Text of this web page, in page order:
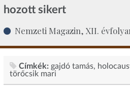
hozott sikert
Nemzeti Magazin, XII.
Címkék: gajdó tamás
törőcsik mari